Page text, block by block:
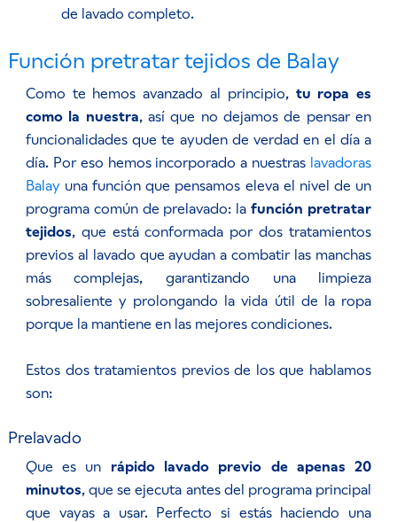
de lavado completo.
Función pretratar tejidos de Balay
Como te hemos avanzado al principio, tu ropa es
como la nuestra, así que no dejamos de pensar en
funcionalidades que te ayuden de verdad en el día a
día. Por eso hemos incorporado a nuestras lavadoras
Balayuna función que pensamos eleva el nivel de un
programa común de prelavado: lafunción pretratar
tejidos, que está conformada por dos tratamientos
previos al lavado que ayudan a combatir las manchas
más complejas, garantizando una limpieza
sobresaliente y prolongando la vida útil de la ropa
porque la mantiene en las mejores condiciones.
Estos dos tratamientos previos de los que hablamos
son:
Prelavado
Que es un rápido lavado previo de apenas 20
minutos, que se ejecuta antes del programa principal
que vayas a usar. Perfecto si estás haciendo una